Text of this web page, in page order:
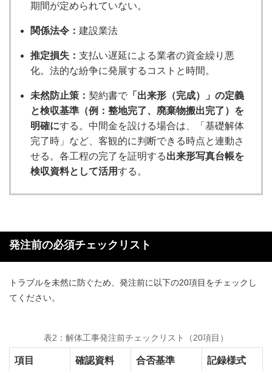
期間が定められていない。
関係法令： 建設業法
推定損失： 支払い遅延による業者の資金繰り悪
化。法的な紛争に発展するコストと時間。
未然防止策： 契約書で 「出来形（完成）」の定義
と検収基準（例：整地完了、廃棄物搬出完了）を
明確にする。中間金を設ける場合は、「基礎解体
完了時」など、客観的に判断できる時点と連動さ
せる。各工程の完了を証明する出来形写真台帳を
検収資料として活用する。
発注前の必須チェックリスト
トラブルを未然に防ぐため、発注前に以下の20項目をチェックし
てください。
表2：解体工事発注前チェックリスト（20項目）
項目 確認資料 合否基準 記録様式